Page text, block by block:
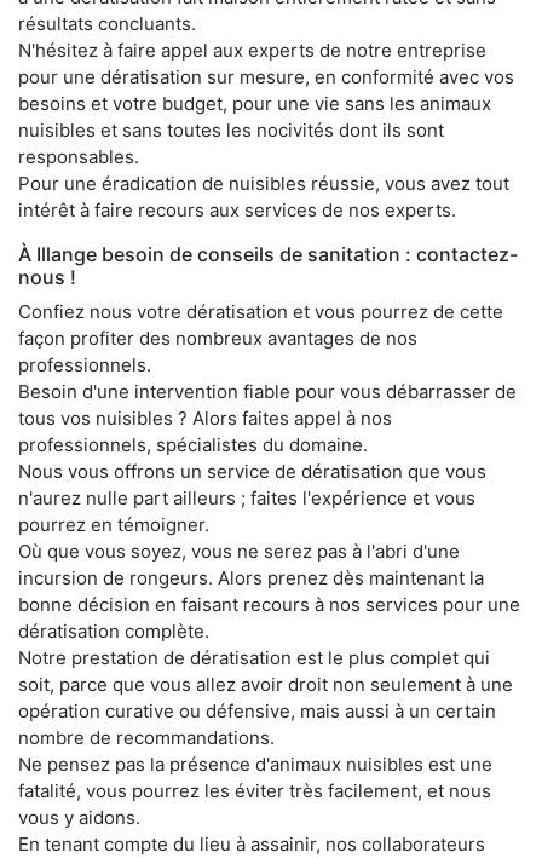
résultats concluants.
N'hésitez à faire appel aux experts de notre entreprise
pour une dératisation sur mesure, en conformité avec vos
besoins et votre budget, pour une vie sans les animaux
nuisibles et sans toutes les nocivités dont ils sont
responsables.
Pour une éradication de nuisibles réussie, vous avez tout
intérêt à faire recours aux services de nos experts.
À Illange besoin de conseils de sanitation : contactez-
nous !
Confiez nous votre dératisation et vous pourrez de cette
façon profiter des nombreux avantages de nos
professionnels.
Besoin d'une intervention fiable pour vous débarrasser de
tous vos nuisibles ? Alors faites appel à nos
professionnels, spécialistes du domaine.
Nous vous offrons un service de dératisation que vous
n'aurez nulle part ailleurs ; faites l'expérience et vous
pourrez en témoigner.
Où que vous soyez, vous ne serez pas à l'abri d'une
incursion de rongeurs. Alors prenez dès maintenant la
bonne décision en faisant recours à nos services pour une
dératisation complète.
Notre prestation de dératisation est le plus complet qui
soit, parce que vous allez avoir droit non seulement à une
opération curative ou défensive, mais aussi à un certain
nombre de recommandations.
Ne pensez pas la présence d'animaux nuisibles est une
fatalité, vous pourrez les éviter très facilement, et nous
vous y aidons.
En tenant compte du lieu à assainir, nos collaborateurs